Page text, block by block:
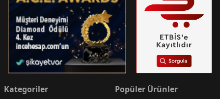
Kategoriler Popüler Ürünler